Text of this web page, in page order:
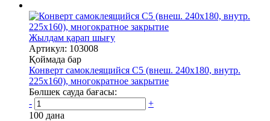
Жылдам қарап шығу
Артикул: 103008
Қоймада бар
Конверт самоклеящийся С5 (внеш. 240х180, внутр.
225х160), многократное закрытие
Бөлшек сауда бағасы:
-
+
100 дана